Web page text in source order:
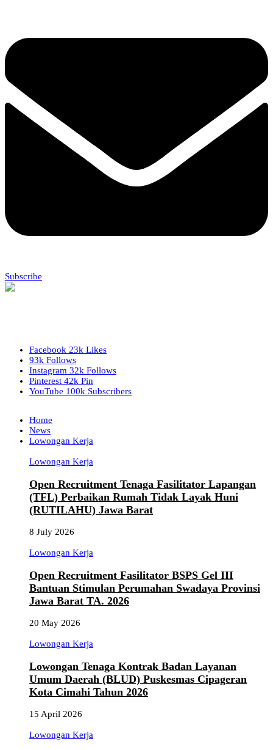
Subscribe
Facebook 23k Likes
93k Follows
Instagram 32k Follows
Pinterest 42k Pin
YouTube 100k Subscribers
Home
News
Lowongan Kerja
Lowongan Kerja
Open Recruitment Tenaga Fasilitator Lapangan
(TFL) Perbaikan Rumah Tidak Layak Huni
(RUTILAHU) Jawa Barat
8 July 2026
Lowongan Kerja
Open Recruitment Fasilitator BSPS Gel III
Bantuan Stimulan Perumahan Swadaya Provinsi
Jawa Barat TA. 2026
20 May 2026
Lowongan Kerja
Lowongan Tenaga Kontrak Badan Layanan
Umum Daerah (BLUD) Puskesmas Cipageran
Kota Cimahi Tahun 2026
15 April 2026
Lowongan Kerja